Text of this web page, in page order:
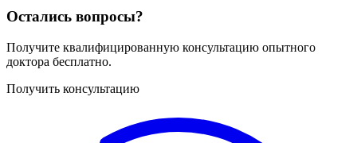
Остались вопросы?
Получите квалифицированную консультацию опытного
доктора бесплатно.
Получить консультацию